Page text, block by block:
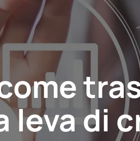
leva di